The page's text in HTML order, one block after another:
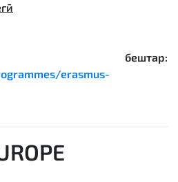
бештар:
erasmus-